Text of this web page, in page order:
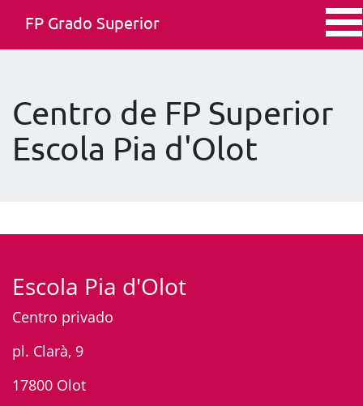
FP Grado Superior
Centro de FP Superior
Escola Pia d'Olot
Escola Pia d'Olot
Centro privado
pl. Clarà, 9
17800 Olot